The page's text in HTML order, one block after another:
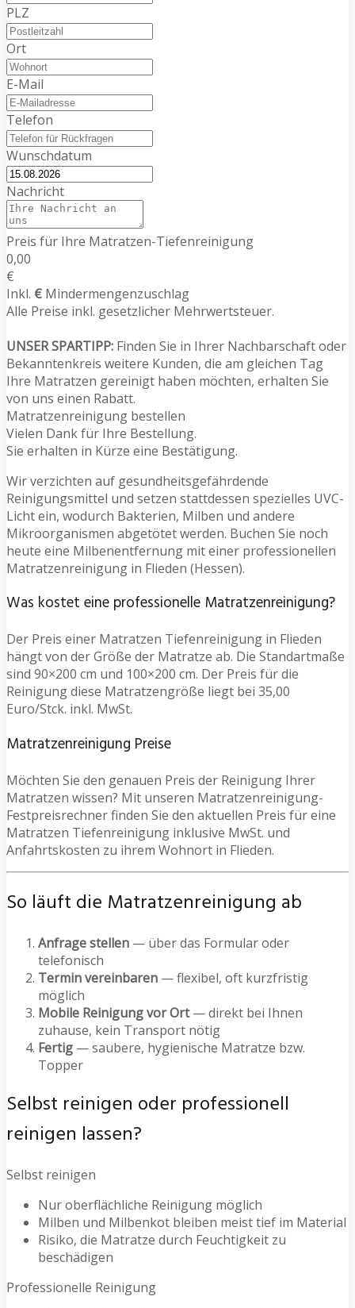
PLZ
Ort
E-Mail
Telefon
Wunschdatum
Nachricht
Preis für Ihre Matratzen-Tiefenreinigung
0,00
€
Inkl. € Mindermengenzuschlag
Alle Preise inkl. gesetzlicher Mehrwertsteuer.
UNSER SPARTIPP: Finden Sie in Ihrer Nachbarschaft oder
Bekanntenkreis weitere Kunden, die am gleichen Tag
Ihre Matratzen gereinigt haben möchten, erhalten Sie
von uns einen Rabatt.
Matratzenreinigung bestellen
Vielen Dank für Ihre Bestellung.
Sie erhalten in Kürze eine Bestätigung.
Wir verzichten auf gesundheitsgefährdende
Reinigungsmittel und setzen stattdessen spezielles UVC-
Licht ein, wodurch Bakterien, Milben und andere
Mikroorganismen abgetötet werden. Buchen Sie noch
heute eine Milbenentfernung mit einer professionellen
Matratzenreinigung in Flieden (Hessen).
Was kostet eine professionelle Matratzenreinigung?
Der Preis einer Matratzen Tiefenreinigung in Flieden
hängt von der Größe der Matratze ab. Die Standartmaße
sind 90×200 cm und 100×200 cm. Der Preis für die
Reinigung diese Matratzengröße liegt bei 35,00
Euro/Stck. inkl. MwSt.
Matratzenreinigung Preise
Möchten Sie den genauen Preis der Reinigung Ihrer
Matratzen wissen? Mit unseren Matratzenreinigung-
Festpreisrechner finden Sie den aktuellen Preis für eine
Matratzen Tiefenreinigung inklusive MwSt. und
Anfahrtskosten zu ihrem Wohnort in Flieden.
So läuft die Matratzenreinigung ab
Anfrage stellen — über das Formular oder
telefonisch
Termin vereinbaren — flexibel, oft kurzfristig
möglich
Mobile Reinigung vor Ort— direkt bei Ihnen
zuhause, kein Transport nötig
Fertig — saubere, hygienische Matratze bzw.
Topper
Selbst reinigen oder professionell
reinigen lassen?
Selbst reinigen
Nur oberflächliche Reinigung möglich
Milben und Milbenkot bleiben meist tief im Material
Risiko, die Matratze durch Feuchtigkeit zu
beschädigen
Professionelle Reinigung